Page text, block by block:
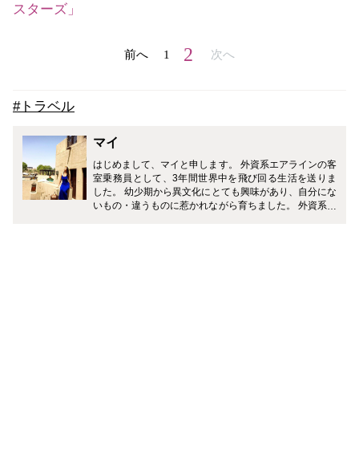
スターズ」
前へ 1 2 次へ
#トラベル
マイ
はじめまして、マイと申します。 外資系エアラインの客
室乗務員として、3年間世界中を飛び回る生活を送りま
した。 幼少期から異文化にとても興味があり、自分にな
いもの・違うものに惹かれながら育ちました。 外資系エ